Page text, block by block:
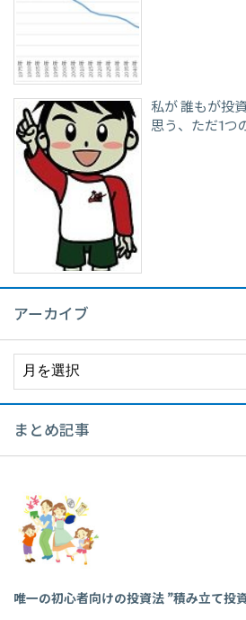
私が 誰もが投
思う、ただ1つ
アーカイブ
まとめ記事
唯一の初心者向けの投資法 ”積み立て投